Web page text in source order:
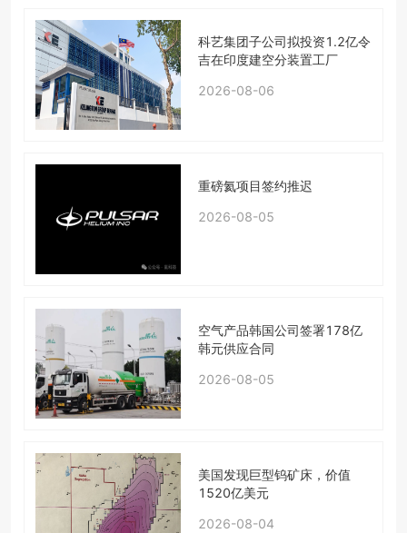
科艺集团子公司拟投资1.2亿令
吉在印度建空分装置工厂
2026-08-06
重磅氦项目签约推迟
2026-08-05
空气产品韩国公司签署178亿
韩元供应合同
2026-08-05
美国发现巨型钨矿床，价值
1520亿美元
2026-08-04